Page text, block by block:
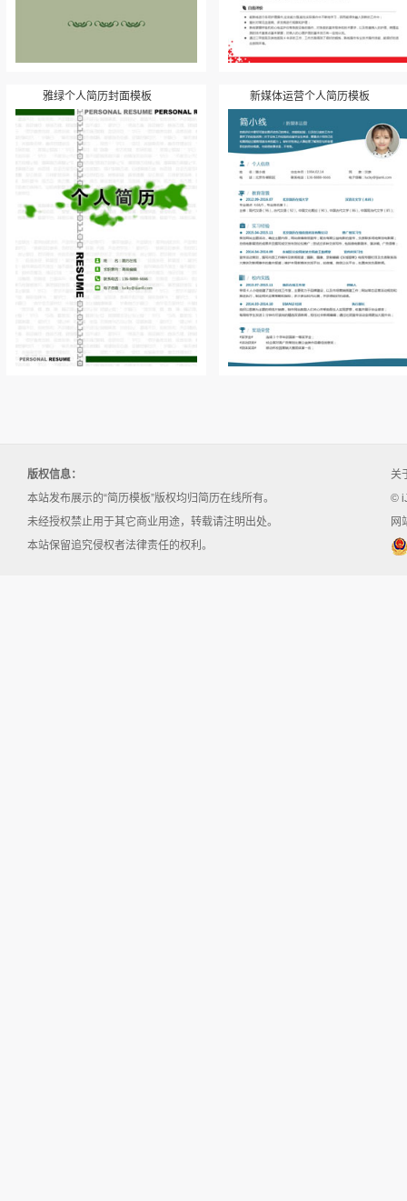
雅绿个人简历封面模板 新媒体运营个人简历模板
版权信息：
本站发布展示的“简历模板”版权均归简历在线所有。
未经授权禁止用于其它商业用途，转载请注明出处。
本站保留追究侵权者法律责任的权利。
关
©
网